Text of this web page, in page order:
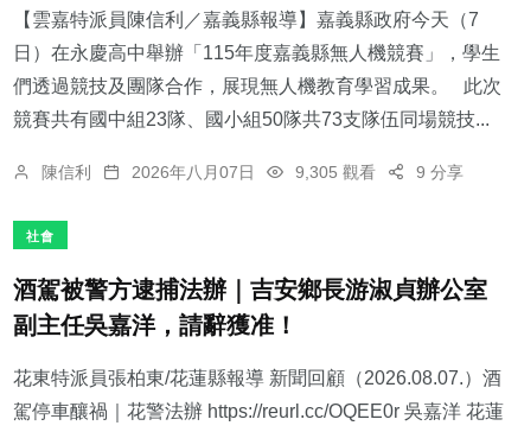
【雲嘉特派員陳信利／嘉義縣報導】嘉義縣政府今天（7
日）在永慶高中舉辦「115年度嘉義縣無人機競賽」，學生
們透過競技及團隊合作，展現無人機教育學習成果。 此次
競賽共有國中組23隊、國小組50隊共73支隊伍同場競技...
陳信利 2026年八月07日 9,305 觀看 9 分享
社會
酒駕被警方逮捕法辦｜吉安鄉長游淑貞辦公室
副主任吳嘉洋，請辭獲准！
花東特派員張柏東/花蓮縣報導 新聞回顧（2026.08.07.）酒
駕停車釀禍｜花警法辦 https://reurl.cc/OQEE0r 吳嘉洋 花蓮